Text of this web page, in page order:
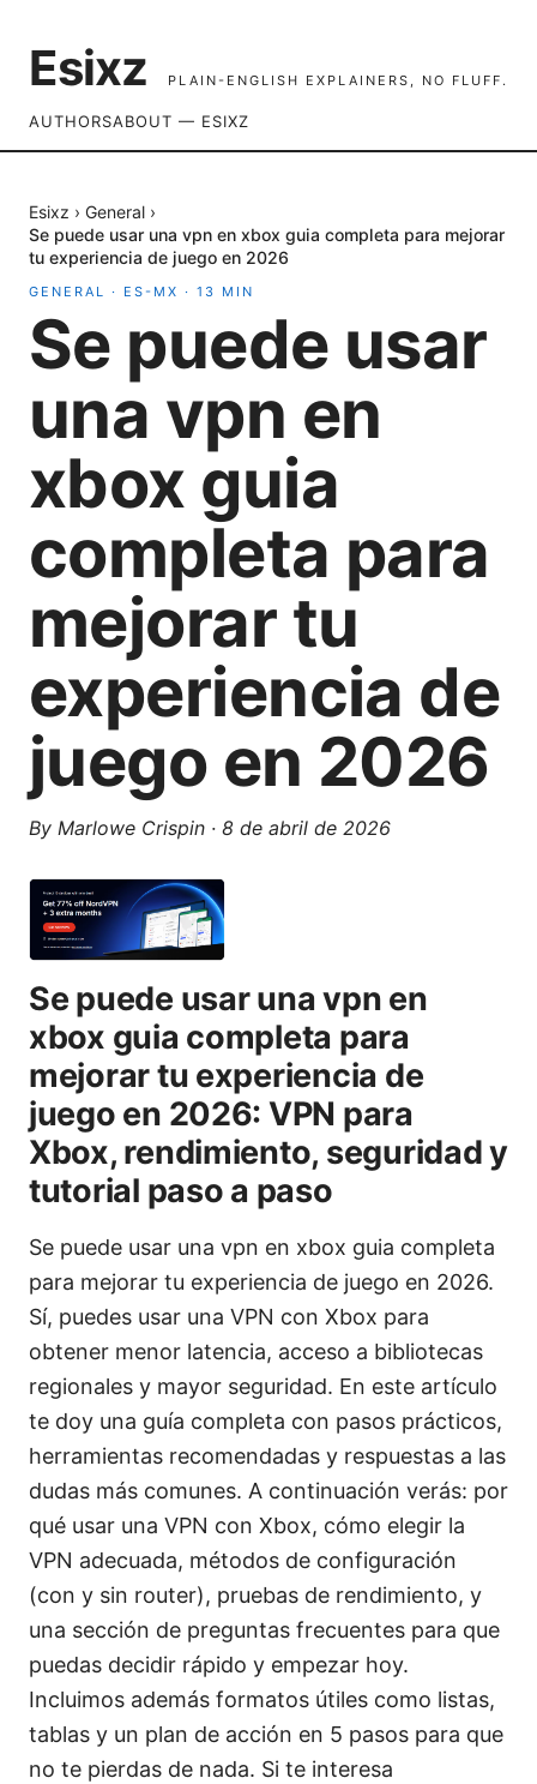
Esixz PLAIN-ENGLISH EXPLAINERS, NO FLUFF.
AUTHORSABOUT — ESIXZ
Esixz › General ›
Se puede usar una vpn en xbox guia completa para mejorar
tu experiencia de juego en 2026
GENERAL · ES-MX · 13 MIN
Se puede usar
una vpn en
xbox guia
completa para
mejorar tu
experiencia de
juego en 2026
By Marlowe Crispin · 8 de abril de 2026
Se puede usar una vpn en
xbox guia completa para
mejorar tu experiencia de
juego en 2026: VPN para
Xbox, rendimiento, seguridad y
tutorial paso a paso
Se puede usar una vpn en xbox guia completa
para mejorar tu experiencia de juego en 2026.
Sí, puedes usar una VPN con Xbox para
obtener menor latencia, acceso a bibliotecas
regionales y mayor seguridad. En este artículo
te doy una guía completa con pasos prácticos,
herramientas recomendadas y respuestas a las
dudas más comunes. A continuación verás: por
qué usar una VPN con Xbox, cómo elegir la
VPN adecuada, métodos de configuración
(con y sin router), pruebas de rendimiento, y
una sección de preguntas frecuentes para que
puedas decidir rápido y empezar hoy.
Incluimos además formatos útiles como listas,
tablas y un plan de acción en 5 pasos para que
no te pierdas de nada. Si te interesa